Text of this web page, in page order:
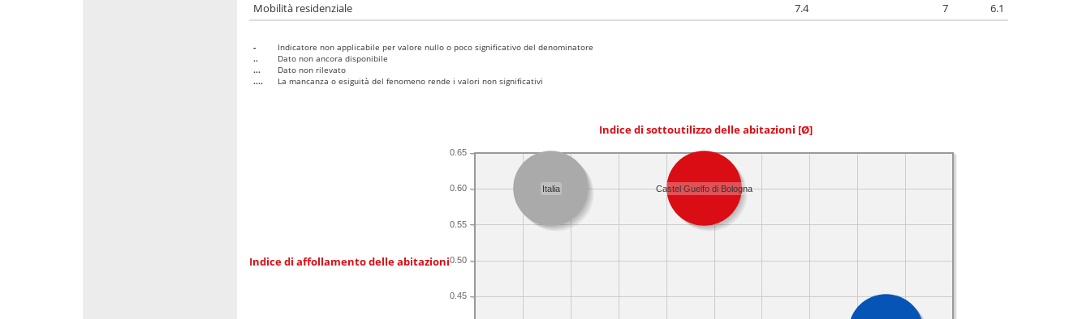
Mobilità residenziale
7.4 7 6.1
-
Indicatore non applicabile per valore nullo o poco significativo del denominatore
..
Dato non ancora disponibile
...
Dato non rilevato
....
La mancanza o esiguità del fenomeno rende i valori non significativi
Indice di sottoutilizzo delle abitazioni [Ø]
Indice di affollamento delle abitazioni
0.45
0.50
0.55
0.60
0.65
Castel Guelfo di Bologna
Italia